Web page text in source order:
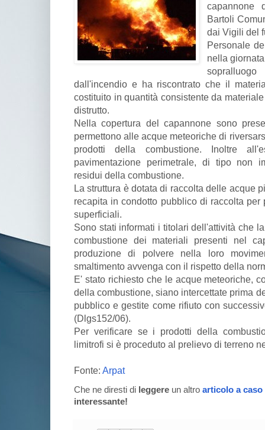
capannone
Bartoli
dai Vigili del
Personale
nella
dall'incendio e ha riscontrato che il
costituito in quantità consistente da
distrutto.
Nella copertura del capannone sono
permettono alle acque meteoriche di
prodotti della combustione. Inoltre
pavimentazione perimetrale, di tipo non
residui della combustione.
La struttura è dotata di raccolta delle acque
recapita in condotto pubblico di raccolta
superficiali.
Sono stati informati i titolari dell'attività che
combustione dei materiali presenti nel
produzione di polvere nella loro
smaltimento avvenga con il rispetto della
E' stato richiesto che le acque meteoriche,
della combustione, siano intercettate prima
pubblico e gestite come rifiuto con
(Dlgs152/06).
Per verificare se i prodotti della
limitrofi si è proceduto al prelievo di terreno
Fonte: Arpat
Che ne diresti di leggere un altro articolo a caso
interessante!